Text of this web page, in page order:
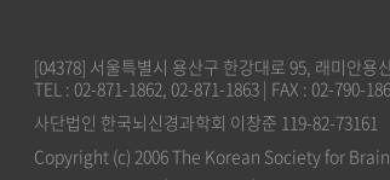
[04378] 서울특별시 용산구 한강대로 95, 래미안용
TEL : 02-871-1862, 02-871-1863 | FAX : 02-790-
사단법인 한국뇌신경과학회 이창준 119-82-73161
Copyright (c) 2006 The Korean Society for